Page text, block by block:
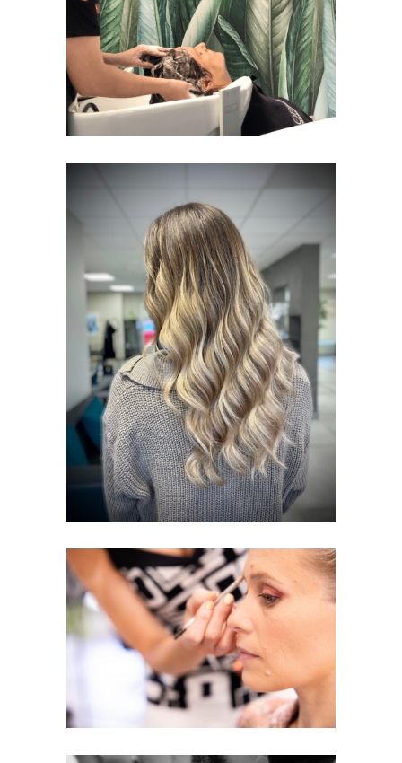
NOS SOINS
PROFOND
FEMMES
NOS BALAYAGES
FEMMES
MAQUILLAGES
MARIAGES
MARIAGE